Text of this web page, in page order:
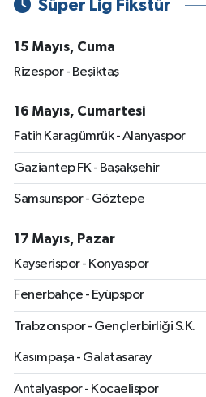
Süper Lig Fikstür
15 Mayıs, Cuma
Rizespor - Beşiktaş
16 Mayıs, Cumartesi
Fatih Karagümrük - Alanyaspor
Gaziantep FK - Başakşehir
Samsunspor - Göztepe
17 Mayıs, Pazar
Kayserispor - Konyaspor
Fenerbahçe - Eyüpspor
Trabzonspor - Gençlerbirliği S.K.
Kasımpaşa - Galatasaray
Antalyaspor - Kocaelispor